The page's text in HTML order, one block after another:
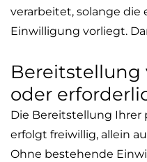
verarbeitet, solange die
Einwilligung vorliegt.
Bereitstellung
oder
Die Bereitstellung Ihrer
erfolgt freiwillig, allein
Ohne bestehende